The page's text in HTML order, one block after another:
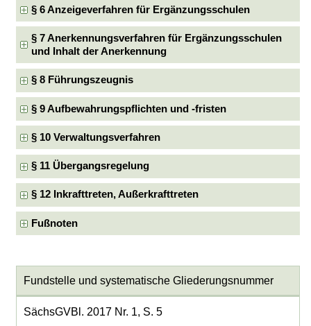
§ 6 Anzeigeverfahren für Ergänzungsschulen
§ 7 Anerkennungsverfahren für Ergänzungsschulen
und Inhalt der Anerkennung
§ 8 Führungszeugnis
§ 9 Aufbewahrungspflichten und -fristen
§ 10 Verwaltungsverfahren
§ 11 Übergangsregelung
§ 12 Inkrafttreten, Außerkrafttreten
Fußnoten
Fundstelle und systematische Gliederungsnummer
SächsGVBl. 2017 Nr. 1, S. 5